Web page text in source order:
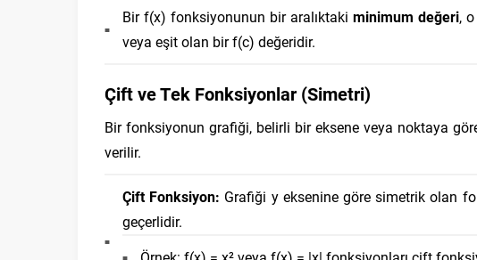
Bir f(x) fonksiyonunun bir aralıktaki minimum değeri,
veya eşit olan bir f(c) değeridir.
Çift ve Tek Fonksiyonlar (Simetri)
Bir fonksiyonun grafiği, belirli bir eksene veya noktaya
verilir.
Çift Fonksiyon: Grafiği y eksenine göre simetrik olan
geçerlidir.